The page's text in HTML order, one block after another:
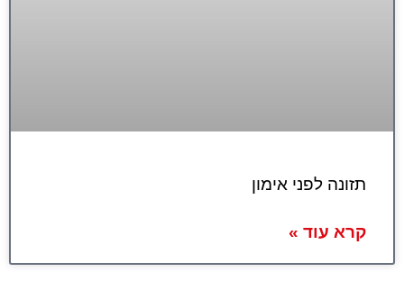
תזונה לפני אימון
קרא עוד »